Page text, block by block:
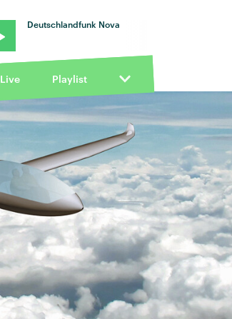
Deutschlandfunk Nova
Live Playlist